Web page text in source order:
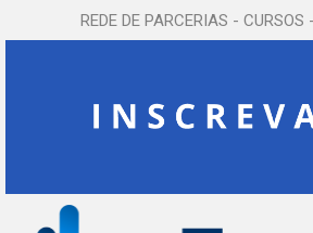
REDE DE PARCERIAS - CURSOS